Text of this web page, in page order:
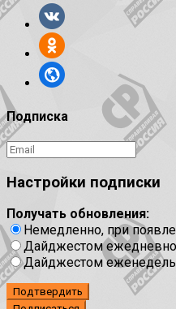
Подписка
Настройки подписки
Получать обновления:
Немедленно, при
Дайджестом ежедневно
Дайджестом
Подтвердить